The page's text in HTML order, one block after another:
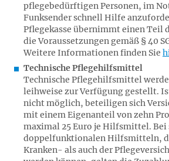
pflegebedürftigen Personen, im
Funksender schnell Hilfe
Pflegekasse übernimmt einen Teil
die Voraussetzungen gemäß § 40
Weitere Informationen finden Sie
Technische Pflegehilfsmittel
Technische Pflegehilfsmittel
leihweise zur Verfügung gestellt.
nicht möglich, beteiligen sich
mit einem Eigenanteil von zehn
maximal 25 Euro je Hilfsmittel. Bei
doppelfunktionalen Hilfsmitteln,
Kranken- als auch der